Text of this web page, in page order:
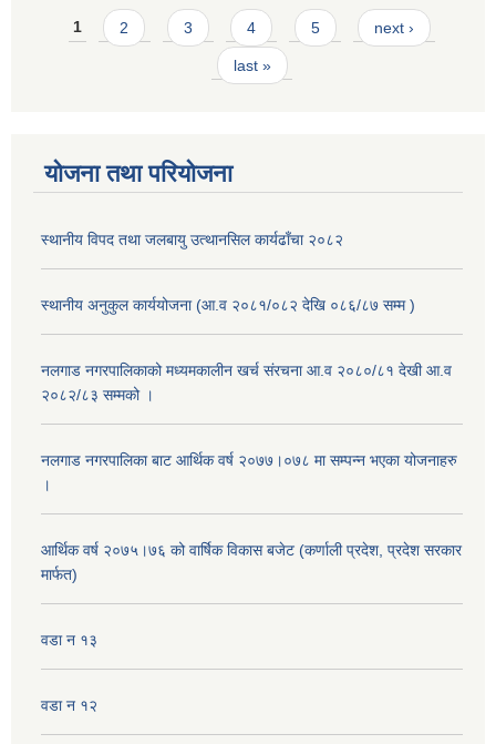
Pages
1 2 3 4 5 next ›
last »
योजना तथा परियोजना
स्थानीय विपद तथा जलबायु उत्थानसिल कार्यढाँचा २०८२
स्थानीय अनुकुल कार्ययोजना (आ.व २०८१/०८२ देखि ०८६/८७ सम्म )
नलगाड नगरपालिकाको मध्यमकालीन खर्च संरचना आ.व २०८०/८१ देखी आ.व
२०८२/८३ सम्मको ।
नलगाड नगरपालिका बाट आर्थिक वर्ष २०७७।०७८ मा सम्पन्न भएका योजनाहरु
।
आर्थिक वर्ष २०७५।७६ को वार्षिक विकास बजेट (कर्णाली प्रदेश, प्रदेश सरकार
मार्फत)
वडा न १३
वडा न १२